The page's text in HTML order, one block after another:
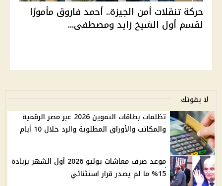
حركة تنقلات أمن الجيزة.. أحمد فاروق مأمورًا
لقسم أول الشيخ زايد ومصطفى...
لا يفوتك
تظلمات بطاقات التموين 2026 عبر مصر الرقمية
والمكاتب والأوراق المطلوبة والرد خلال 10 أيام
موعد صرف معاشات يوليو 2026 أول الشهر بزيادة
15% ما لم يصدر قرار استثنائي